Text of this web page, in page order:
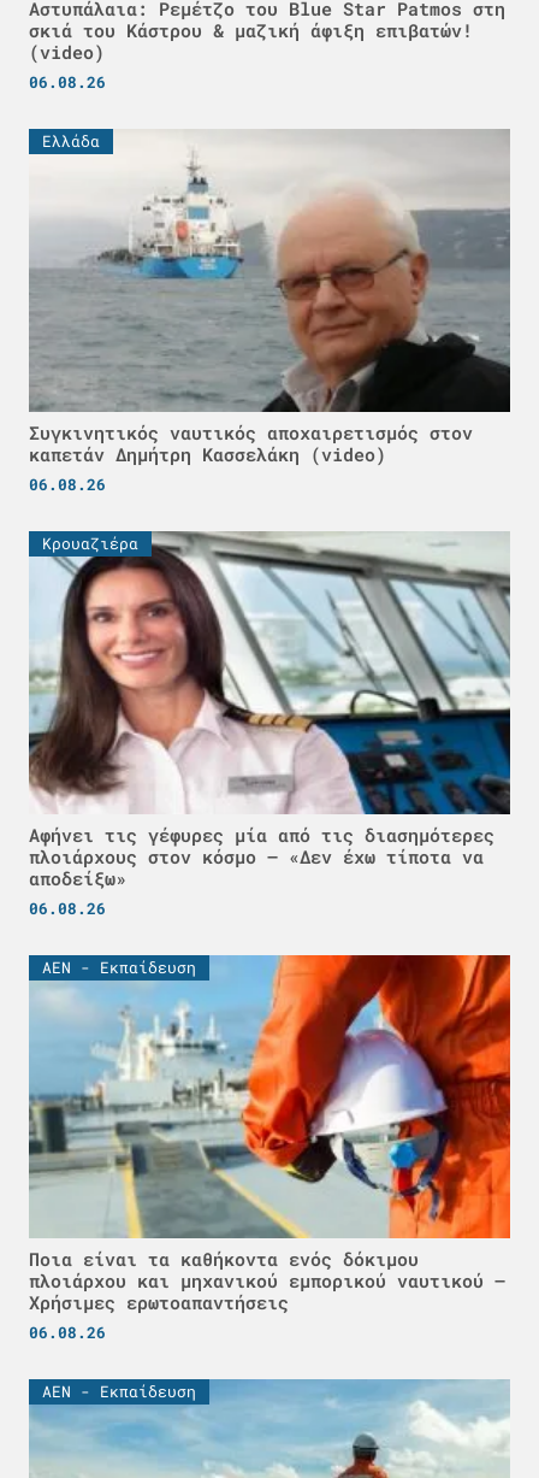
Αστυπάλαια: Ρεμέτζο του Blue Star Patmos στη
σκιά του Κάστρου & μαζική άφιξη επιβατών!
(video)
06.08.26
Ελλάδα
Συγκινητικός ναυτικός αποχαιρετισμός στον
καπετάν Δημήτρη Κασσελάκη (video)
06.08.26
Κρουαζιέρα
Αφήνει τις γέφυρες μία από τις διασημότερες
πλοιάρχους στον κόσμο – «Δεν έχω τίποτα να
αποδείξω»
06.08.26
ΑΕΝ - Εκπαίδευση
Ποια είναι τα καθήκοντα ενός δόκιμου
πλοιάρχου και μηχανικού εμπορικού ναυτικού –
Χρήσιμες ερωτοαπαντήσεις
06.08.26
ΑΕΝ - Εκπαίδευση